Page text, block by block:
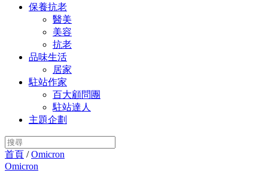
保養抗老
醫美
美容
抗老
品味生活
居家
駐站作家
百大顧問團
駐站達人
主題企劃
首頁 /Omicron
Omicron